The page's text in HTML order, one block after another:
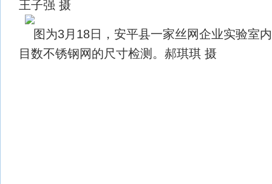
王子强 摄
图为3月18日，安平县一家丝网企业实验室
目数不锈钢网的尺寸检测。郝琪琪 摄